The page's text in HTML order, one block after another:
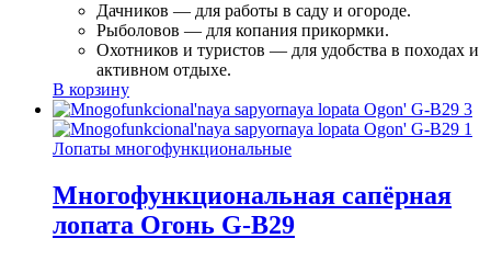
Дачников — для работы в саду и огороде.
Рыболовов — для копания прикормки.
Охотников и туристов — для удобства в походах и
активном отдыхе.
В корзину
Лопаты многофункциональные
Многофункциональная сапёрная
лопата Огонь G-B29